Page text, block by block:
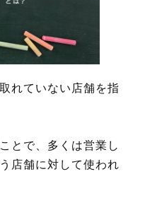
義語
れていない店舗を指
とで、多くは営業し
店舗に対して使われ